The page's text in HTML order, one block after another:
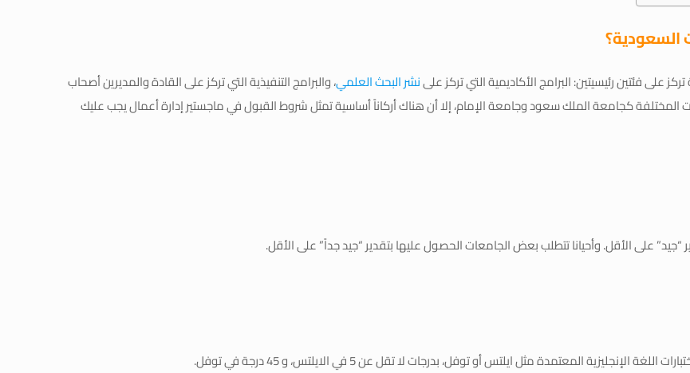
السعودية؟
على فئتين رئيسيتين: البرامج الأكاديمية التي تركز علىنشر البحث العلمي، والبرامج التنفيذية التي تركز على القادة والمديرين أصحاب
المختلفة كجامعة الملك سعود وجامعة الإمام، إلا أن هناك أركاناً أساسية تمثل شروط القبول في ماجستير إدارة أعمال يجب عليك
على الأقل. وأحيانا تتطلب بعض الجامعات الحصول عليها بتقدير “جيد جداً” على الأقل.
المعتمدة مثل ايلتس أو توفل، بدرجات لا تقل عن 5 في الايلتس، و 45 درجة في توفل.